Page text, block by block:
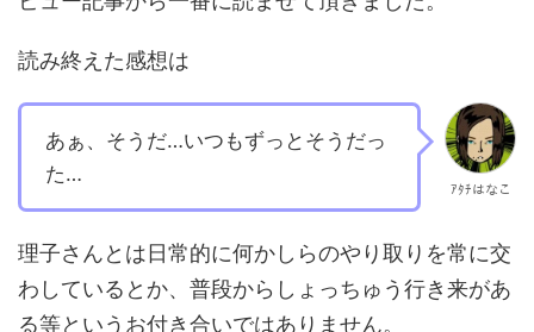
読み終えた感想は
あぁ、そうだ…いつもずっとそうだっ
た…
ｱﾀﾁはなこ
理子さんとは日常的に何かしらのやり取りを常に交
わしているとか、普段からしょっちゅう行き来があ
る等というお付き合いではありません。